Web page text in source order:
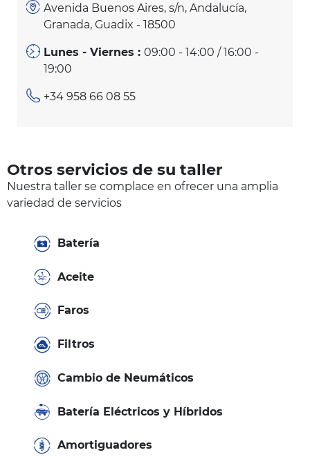
Avenida Buenos Aires, s/n, Andalucía,
Granada, Guadix - 18500
Lunes - Viernes :09:00 - 14:00 / 16:00 -
19:00
+34 958 66 08 55
Otros servicios de su taller
Nuestra taller se complace en ofrecer una amplia
variedad de servicios
Batería
Aceite
Faros
Filtros
Cambio de Neumáticos
Batería Eléctricos y Híbridos
Amortiguadores